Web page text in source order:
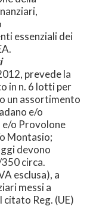
essenziali dei
prevede la
in n. 6 lotti per
un assortimento
e/o
e/o Provolone
Montasio;
devono
circa.
esclusa), a
messi a
citato Reg. (UE)